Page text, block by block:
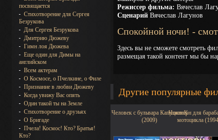
посвящается
Стихотворение для Сергея
Безрукова
Для Сергея Безрукова
Дмитрию Дюжеву
Гимн лоя Дюжева
Еще один для Димы на
английском
Всем актерам
О Космосе, о Пчелкине, о Филе
Признание в любви Дюжеву
Когда увижу Вас опять
Один такой ты на Земле
Стихотворение о друзьях
О Бригаде
Пчела! Космос! Кто? Братья!
Кто?
Режиссер фильма: Вячеслав
Сценарий Вячеслав Лагунов
Спокойной ночи! -
Здесь вы не сможете смотреть
размещая такой контент мы бы
Другие популярные
Человек с бульвара КапуциноК
(2009)
Ноктюрн для
мотоцикла